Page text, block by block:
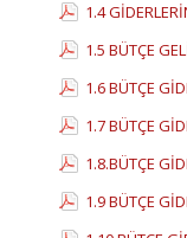
1.4
1.5 BÜTÇE
1.6 BÜTÇE
1.7 BÜTÇE
1.8.BÜTÇE
1.9 BÜTÇE